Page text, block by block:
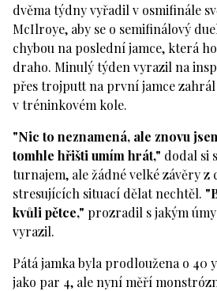
dvěma týdny vyřadil v osmifinále
McIlroye, aby se o semifinálový
chybou na poslední jamce, která
draho. Minulý týden vyrazil na
přes trojputt na první jamce zahrál
v tréninkovém kole.
"Nic to neznamená, ale znovu
tomhle hřišti umím hrát," dodal si
turnajem, ale žádné velké závěry z
stresujících situací dělat nechtěl.
kvůli pětce," prozradil s jakým
vyrazil.
Pátá jamka byla prodloužena o 40
jako par 4, ale nyní měří